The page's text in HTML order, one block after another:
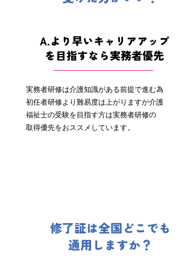
実務者研修は介護知識がある前提で進む為
初任者研修より難易度は上がりますが介護
福祉士の受験を目指す方は実務者研修の
取得優先をおススメしています。
A.より早いキャリアアップ
を目指すなら実務者優先
修了証は全国どこでも
通用しますか？